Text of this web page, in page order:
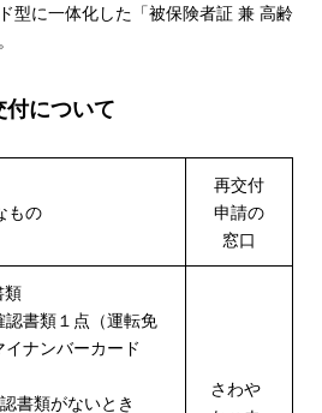
型に一体化した「被保険者証 兼 高齢
について
もの
再交付
申請の
窓口
類
書類１点（運転免
ナンバーカード
書類がないとき
さわや